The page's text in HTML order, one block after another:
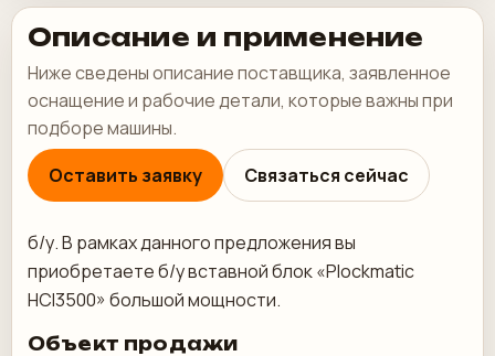
Описание и применение
Ниже сведены описание поставщика, заявленное
оснащение и рабочие детали, которые важны при
подборе машины.
Оставить заявку
Связаться сейчас
б/у. В рамках данного предложения вы
приобретаете б/у вставной блок «Plockmatic
HCI3500» большой мощности.
Объект продажи